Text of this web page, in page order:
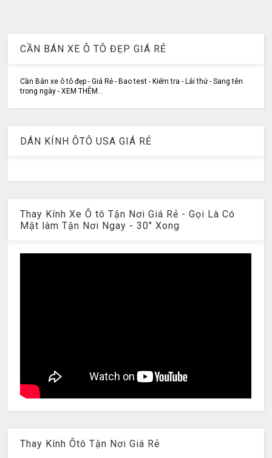
CẦN BÁN XE Ô TÔ ĐẸP GIÁ RẺ
Cần Bán xe ô tô đẹp - Giá Rẻ - Bao test - Kiểm tra - Lái thử - Sang tên
trong ngày - XEM THÊM...
DÁN KÍNH ÔTÔ USA GIÁ RẺ
Thay Kính Xe Ô tô Tận Nơi Giá Rẻ - Gọi Là Có
Mặt làm Tận Nơi Ngay - 30" Xong
Thay Kính Ôtô Tận Nơi Giá Rẻ